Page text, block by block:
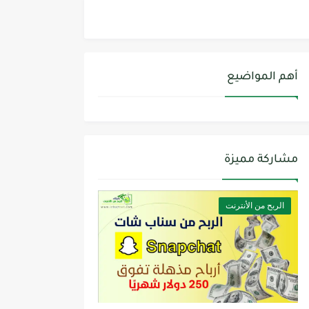
أهم المواضيع
مشاركة مميزة
الربح من الأنترنت